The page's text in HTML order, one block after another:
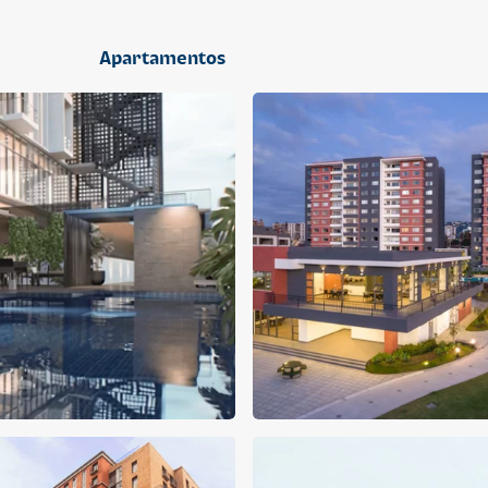
Apartamentos
APARTAMENTO
Q 1,400,000
Cuotas desde Q 9,019*
CENTRICO MADRID
CENTRICO
2 dormitorios 1 baño 2 parqueos
APARTAMENTO
Q 1,300,000
Cuotas desde Q 8,374*
CENTRICO MADRID 2
CENTRICO
2 dormitorios 1 baño 1 parqueo